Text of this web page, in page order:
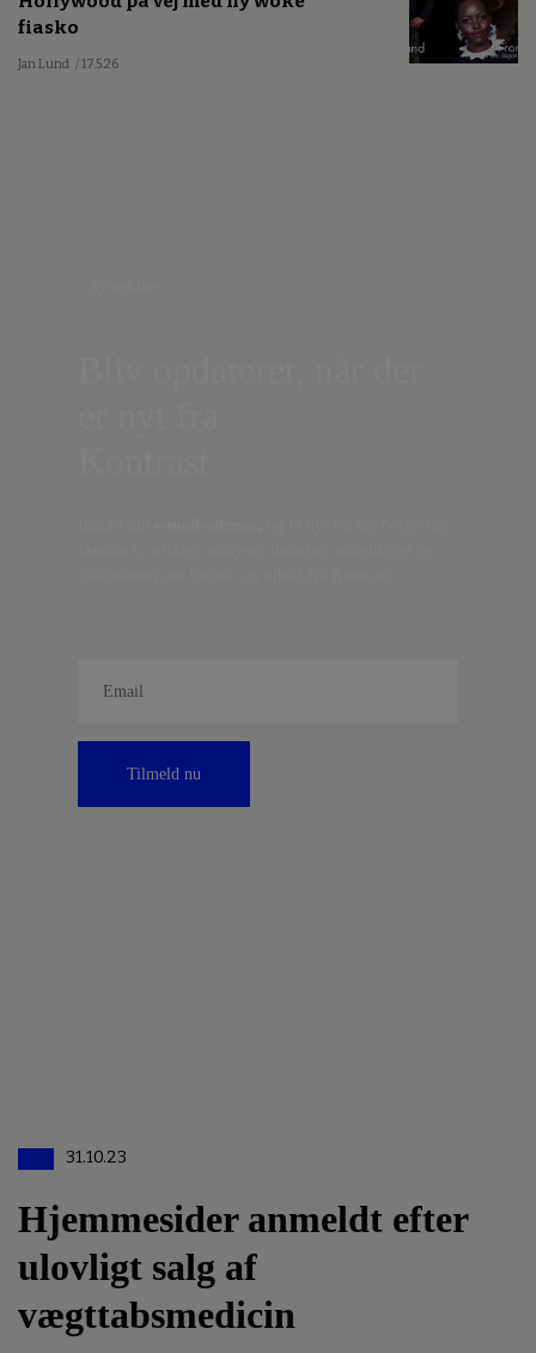
fiasko
Jan Lund / 17.5.26
Tilmeld nu
31.10.23
Hjemmesider anmeldt efter
ulovligt salg af
vægttabsmedicin